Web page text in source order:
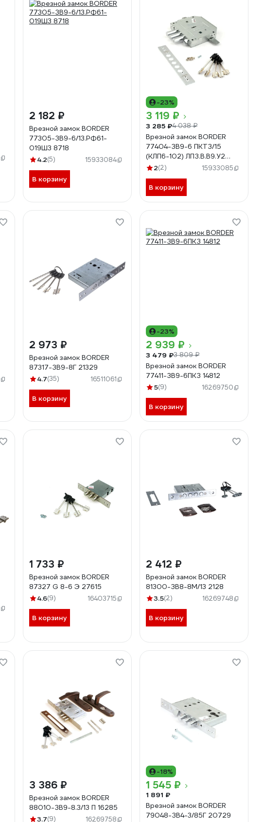
2 182 ₽
Врезной замок BORDER
77305-ЗВ9-6/13.РФ61-
019Ш3 8718
4.2(5) 15933084
В корзину
-23%
3 119 ₽
3 285 ₽4 038 ₽
Врезной замок BORDER
77404-ЗВ9-6 ПКТЗ/15
(КЛП6-102) ЛПЗ.В.В9.У2
15201
2(2) 15933085
В корзину
2 973 ₽
Врезной замок BORDER
87317-ЗВ9-8Г 21329
4.7(35) 16511061
В корзину
-23%
2 939 ₽
3 479 ₽3 809 ₽
Врезной замок BORDER
77411-ЗВ9-6ПКЗ 14812
5(9) 16269750
В корзину
1 733 ₽
Врезной замок BORDER
87327 G 8-6 Э 27615
4.6(9) 16403715
В корзину
2 412 ₽
Врезной замок BORDER
81300-ЗВ8-8М/13 2128
3.5(2) 16269748
В корзину
3 386 ₽
Врезной замок BORDER
88010-ЗВ9-8.3/13 П 16285
3.7(9) 16269758
-18%
1 545 ₽
1 891 ₽
Врезной замок BORDER
79048-ЗВ4-3/85Г 20729